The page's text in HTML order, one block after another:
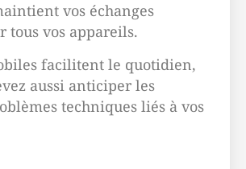
vos échanges
tous vos appareils.
facilitent le quotidien,
aussi anticiper les
techniques liés à vos